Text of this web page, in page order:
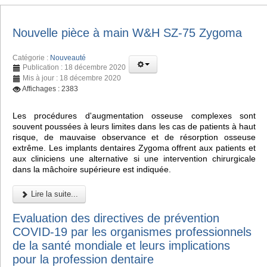
Nouvelle pièce à main W&H SZ-75 Zygoma
Catégorie : Nouveauté
Publication : 18 décembre 2020
Mis à jour : 18 décembre 2020
Affichages : 2383
Les procédures d'augmentation osseuse complexes sont
souvent poussées à leurs limites dans les cas de patients à haut
risque, de mauvaise observance et de résorption osseuse
extrême. Les implants dentaires Zygoma offrent aux patients et
aux cliniciens une alternative si une intervention chirurgicale
dans la mâchoire supérieure est indiquée.
Lire la suite...
Evaluation des directives de prévention
COVID-19 par les organismes professionnels
de la santé mondiale et leurs implications
pour la profession dentaire